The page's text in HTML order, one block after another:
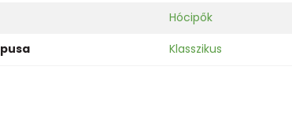
Hócipők
Klasszikus